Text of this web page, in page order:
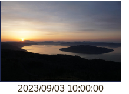
2023/09/03 10:00:00